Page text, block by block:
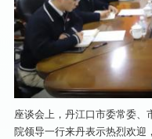
座谈会上，丹江口市委常委、
院领导一行来丹表示热烈欢迎